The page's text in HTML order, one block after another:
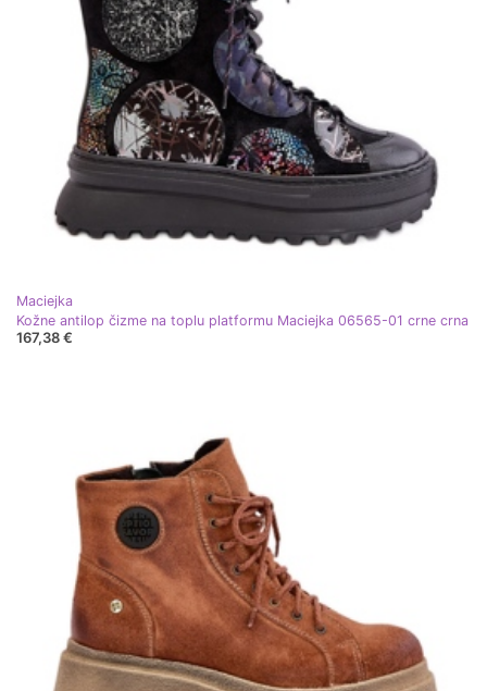
Maciejka
Kožne antilop čizme na toplu platformu Maciejka 06565-01 crne crna
167,38 €